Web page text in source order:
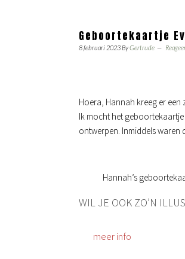
Geboortekaartje
8 februari 2023ByGertrude
Hoera, Hannah kreeg er een
Ik mocht het
ontwerpen. Inmiddels waren
Hannah’s
WIL JE OOK ZO’N
meer info